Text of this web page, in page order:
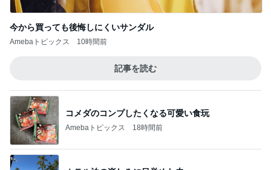
今から買っても後悔しにくいサンダル
Amebaトピックス 10時間前
記事を読む
コメダのコンプしたくなる可愛い食玩
Amebaトピックス 18時間前